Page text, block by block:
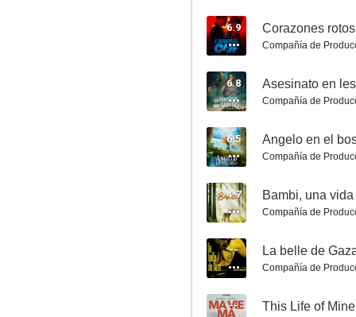
10
La danza
6.9 Corazones rotos
Compañía de
6.8 Asesinato en
Compañía de
6.5 Angelo en el
Compañía de
4.7 Bambi, una
Compañía de
-- La belle de
Compañía de
-- This Life of Mine